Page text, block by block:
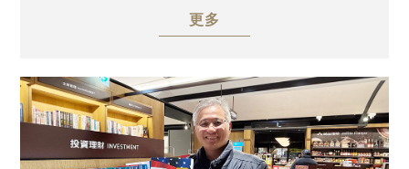
及 TATA Charity (USA)協辦。特別邀請前臺北
市國稅局稅務員、現任安致勤資集團許博升律
入探討如何運用委託人信託(FGT)，協助高資產
人士進行完善之跨境稅務規劃。誠摯邀請業界先
進及高資產人士踴躍參與。
更多